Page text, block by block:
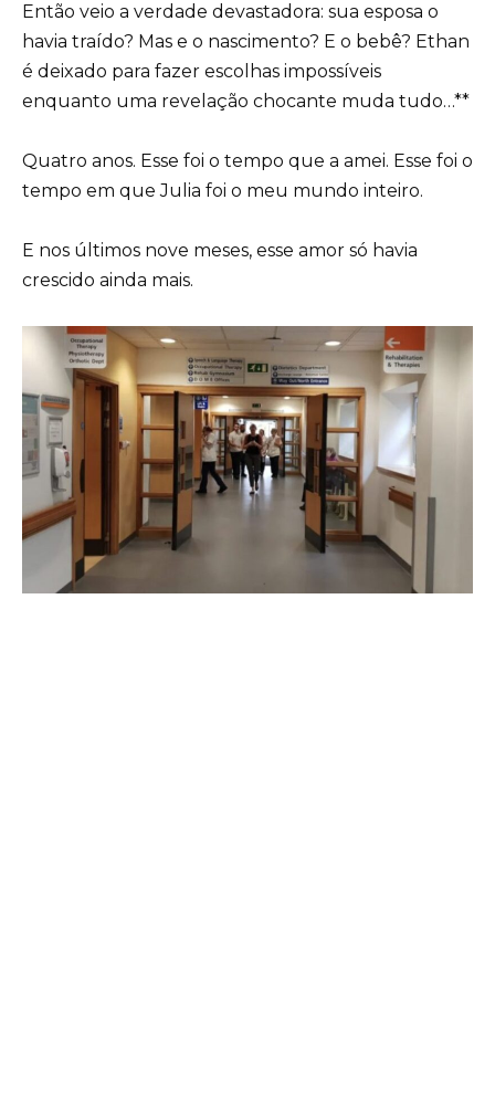
Então veio a verdade devastadora: sua esposa o
havia traído? Mas e o nascimento? E o bebê? Ethan
é deixado para fazer escolhas impossíveis
enquanto uma revelação chocante muda tudo…**
Quatro anos. Esse foi o tempo que a amei. Esse foi o
tempo em que Julia foi o meu mundo inteiro.
E nos últimos nove meses, esse amor só havia
crescido ainda mais.